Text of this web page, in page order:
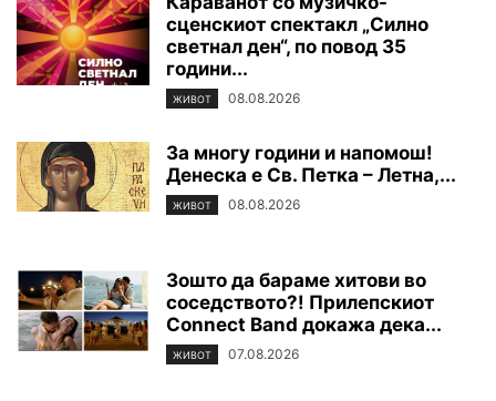
сценскиот спектакл „Силно
светнал ден“, по повод 35
години...
ЖИВОТ 08.08.2026
За многу години и напомош!
Денеска е Св. Петка – Летна,...
ЖИВОТ 08.08.2026
Зошто да бараме хитови во
соседството?! Прилепскиот
Connect Band докажа дека...
ЖИВОТ 07.08.2026